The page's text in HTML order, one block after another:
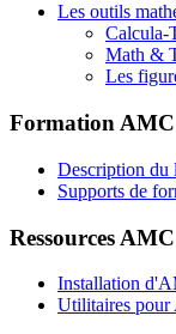
Les outils
Calcula-
Math &
Les
Formation AMC
Description
Supports de
Ressources AMC
Installation
Utilitaires pour